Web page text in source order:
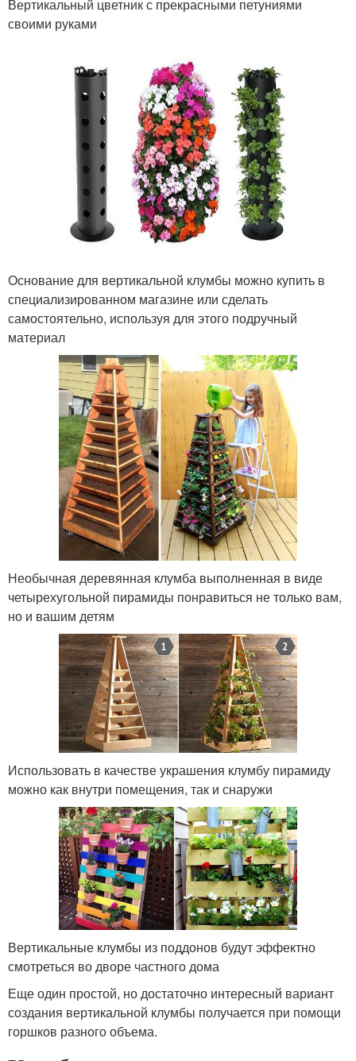
Вертикальный цветник с прекрасными петуниями
своими руками
Основание для вертикальной клумбы можно купить в
специализированном магазине или сделать
самостоятельно, используя для этого подручный
материал
Необычная деревянная клумба выполненная в виде
четырехугольной пирамиды понравиться не только вам,
но и вашим детям
Использовать в качестве украшения клумбу пирамиду
можно как внутри помещения, так и снаружи
Вертикальные клумбы из поддонов будут эффектно
смотреться во дворе частного дома
Еще один простой, но достаточно интересный вариант
создания вертикальной клумбы получается при помощи
горшков разного объема.